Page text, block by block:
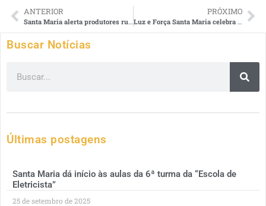
ANTERIOR PRÓXIMO
Buscar Notícias
Últimas postagens
Santa Maria dá início às aulas da 6ª turma da “Escola de
Eletricista”
25 de setembro de 2025